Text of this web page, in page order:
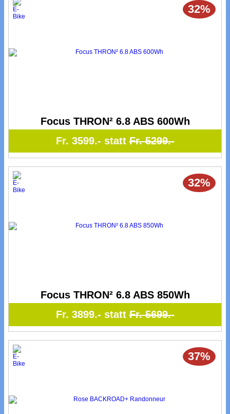
32%
Focus THRON² 6.8 ABS 600Wh
Fr. 3599.- stattFr. 5299.-
32%
Focus THRON² 6.8 ABS 850Wh
Fr. 3899.- stattFr. 5699.-
37%